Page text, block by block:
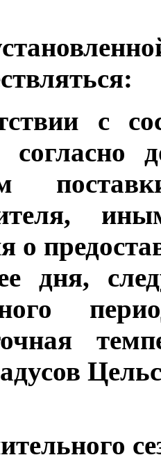
с
согласно
о
дня,